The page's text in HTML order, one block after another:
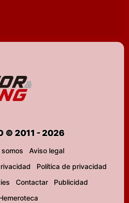
© 2011 - 2026
Aviso legal
Política de privacidad
Contactar
Publicidad